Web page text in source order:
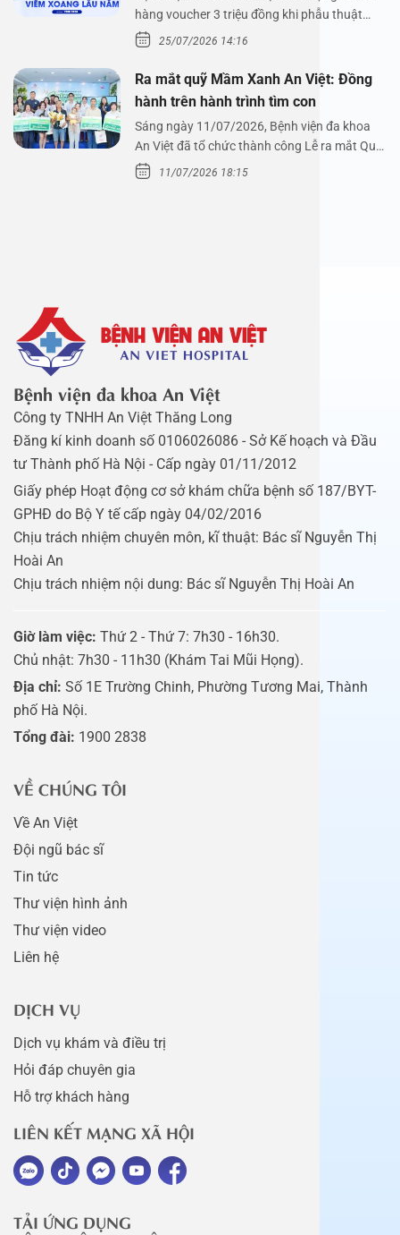
hàng voucher 3 triệu đồng khi phẫu thuật
xoang cùng PGS.…
25/07/2026 14:16
Ra mắt quỹ Mầm Xanh An Việt: Đồng
hành trên hành trình tìm con
Sáng ngày 11/07/2026, Bệnh viện đa khoa
An Việt đã tổ chức thành công Lễ ra mắt Quỹ
Mầm Xanh…
11/07/2026 18:15
Bệnh viện đa khoa An Việt
Công ty TNHH An Việt Thăng Long
Đăng kí kinh doanh số 0106026086 - Sở Kế hoạch và Đầu
tư Thành phố Hà Nội - Cấp ngày 01/11/2012
Giấy phép Hoạt động cơ sở khám chữa bệnh số 187/BYT-
GPHĐ do Bộ Y tế cấp ngày 04/02/2016
Chịu trách nhiệm chuyên môn, kĩ thuật: Bác sĩ Nguyễn Thị
Hoài An
Chịu trách nhiệm nội dung: Bác sĩ Nguyễn Thị Hoài An
Giờ làm việc: Thứ 2 - Thứ 7: 7h30 - 16h30.
Chủ nhật: 7h30 - 11h30 (Khám Tai Mũi Họng).
Địa chỉ: Số 1E Trường Chinh, Phường Tương Mai, Thành
phố Hà Nội.
Tổng đài: 1900 2838
VỀ CHÚNG TÔI
Về An Việt
Đội ngũ bác sĩ
Tin tức
Thư viện hình ảnh
Thư viện video
Liên hệ
DỊCH VỤ
Dịch vụ khám và điều trị
Hỏi đáp chuyên gia
Hỗ trợ khách hàng
LIÊN KẾT MẠNG XÃ HỘI
TẢI ỨNG DỤNG